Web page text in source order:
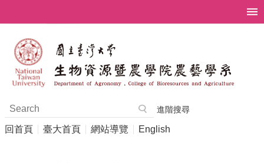
進階搜尋
回首頁 臺大首頁 網站導覽 English